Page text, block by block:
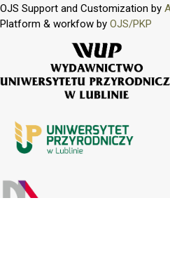
OJS Support and Customization by
Platform & workfow by OJS/PKP